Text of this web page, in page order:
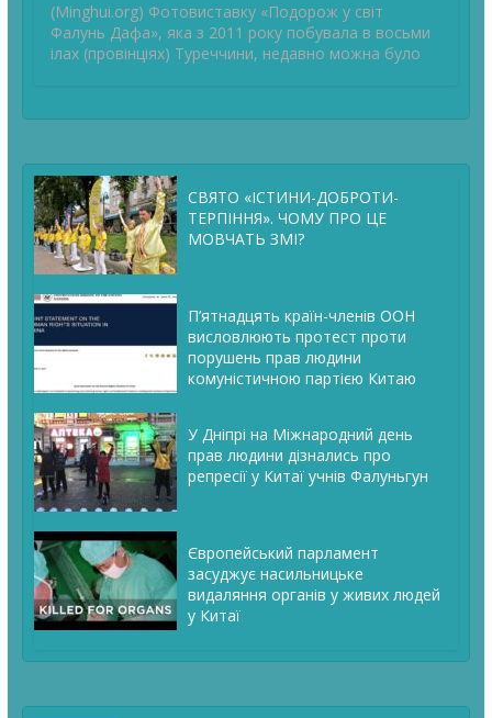
(Minghui.org) Фотовиставку «Подорож у світ
Фалунь Дафа», яка з 2011 року побувала в восьми
ілах (провінціях) Туреччини, недавно можна було
СВЯТО «ІСТИНИ-ДОБРОТИ-
ТЕРПІННЯ». ЧОМУ ПРО ЦЕ
МОВЧАТЬ ЗМІ?
П’ятнадцять країн-членів ООН
висловлюють протест проти
порушень прав людини
комуністичною партією Китаю
У Дніпрі на Міжнародний день
прав людини дізнались про
репресії у Китаї учнів Фалуньгун
Європейський парламент
засуджує насильницьке
видаляння органів у живих людей
у Китаї